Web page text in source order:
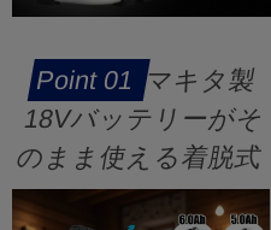
マキタ製
18Vバッテリーがそ
のまま使える着脱式